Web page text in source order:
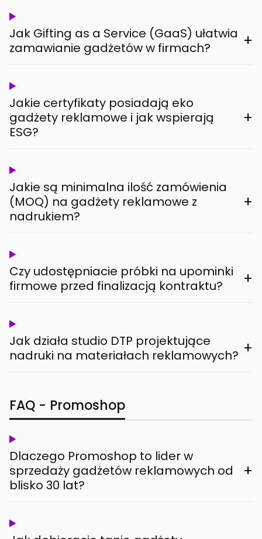
Jak Gifting as a Service (GaaS) ułatwia
zamawianie gadżetów w firmach?
+
Jakie certyfikaty posiadają eko
gadżety reklamowe i jak wspierają
ESG?
+
Jakie są minimalna ilość zamówienia
(MOQ) na gadżety reklamowe z
nadrukiem?
+
Czy udostępniacie próbki na upominki
firmowe przed finalizacją kontraktu?
+
Jak działa studio DTP projektujące
nadruki na materiałach reklamowych? +
FAQ - Promoshop
Dlaczego Promoshop to lider w
sprzedaży gadżetów reklamowych od
blisko 30 lat?
+